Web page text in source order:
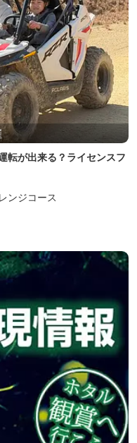
転が出来る？ライセンスフ
ンジコース